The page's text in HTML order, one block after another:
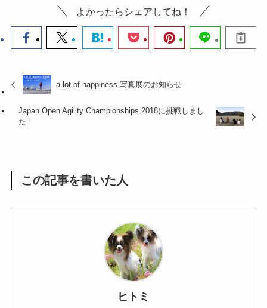
よかったらシェアしてね！
a lot of happiness 写真展のお知らせ
Japan Open Agility Championships 2018に挑戦しまし
た！
この記事を書いた人
ヒトミ